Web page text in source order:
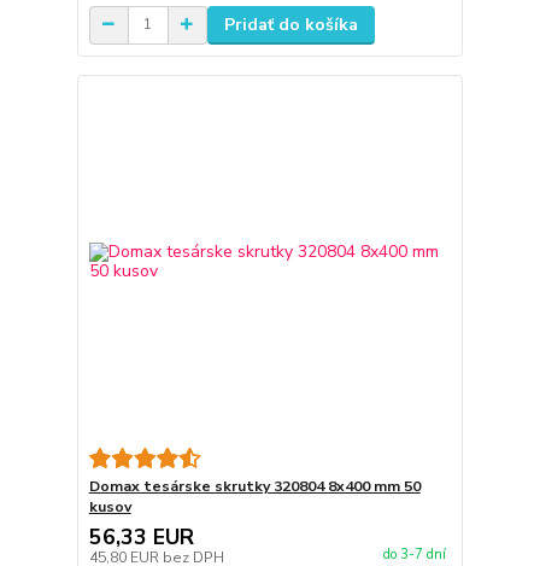
Pridať do košíka
Domax tesárske skrutky 320804 8x400 mm 50
kusov
56,33 EUR
45,80 EUR bez DPH do 3-7 dní